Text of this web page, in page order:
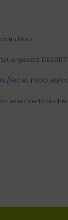
März
ec.europa.eu/
einer